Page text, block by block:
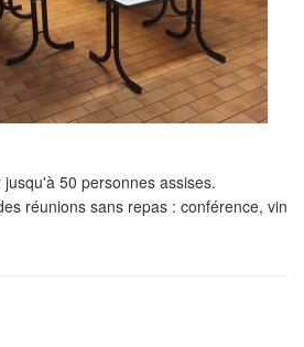
50 personnes assises.
réunions sans repas : conférence, vin